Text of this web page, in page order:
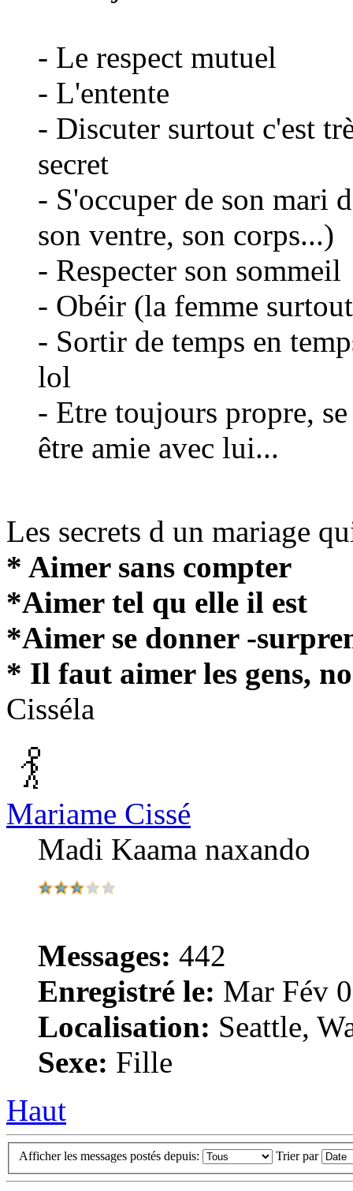
- Le respect mutuel
- L'entente
- Discuter surtout c'est
secret
- S'occuper de son mari
son ventre, son corps...)
- Respecter son sommeil
- Obéir (la femme
- Sortir de temps en
lol
- Etre toujours propre,
être amie avec lui...
Les secrets d un mariage
* Aimer sans compter
*Aimer tel qu elle il est
*Aimer se donner -
* Il faut aimer les gens,
Cisséla
Mariame Cissé
Madi Kaama naxando
Messages: 442
Enregistré le: Mar Fév
Localisation: Seattle,
Sexe: Fille
Haut
Afficher les messages postés depuis: Trier par